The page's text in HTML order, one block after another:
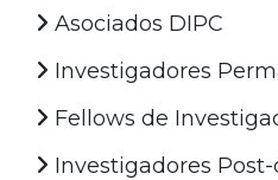
Asociados DIPC
Investigadores
Fellows de
Investigadores